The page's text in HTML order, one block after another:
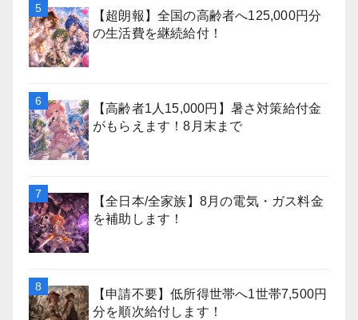
【超朗報】全国の高齢者へ125,000円分
の生活費を継続給付！
【高齢者1人15,000円】暑さ対策給付金
がもらえます！8月末まで
【全日本/全家族】8月の電気・ガス料金
を補助します！
【申請不要】低所得世帯へ1世帯7,500円
分を順次給付します！